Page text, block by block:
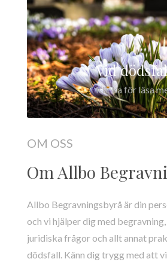
Vid
Klicka för läsa
OM OSS
Om Allbo
Allbo Begravningsbyrå är din
och vi hjälper digmed begravning,
juridiska frågor och alltannat
dödsfall. Känn dig trygg med att